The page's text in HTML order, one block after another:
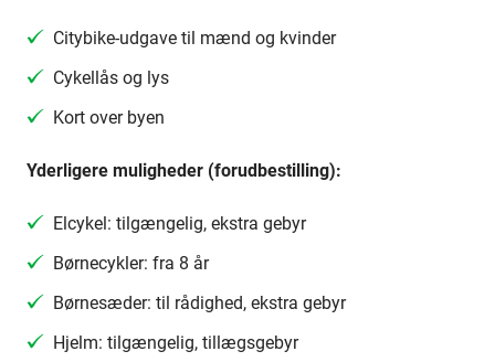
Citybike-udgave til mænd og kvinder
Cykellås og lys
Kort over byen
Yderligere muligheder (forudbestilling):
Elcykel: tilgængelig, ekstra gebyr
Børnecykler: fra 8 år
Børnesæder: til rådighed, ekstra gebyr
Hjelm: tilgængelig, tillægsgebyr